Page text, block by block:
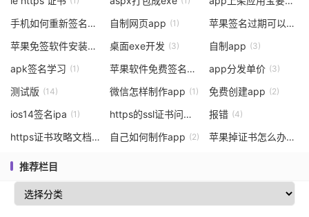
手机如何重新签名安卓版
(1)
自制网页app (1) 苹果签名过期可以用吗
苹果免签软件安装 桌面exe开发 (3) 自制app (3)
apk签名学习 (1) 苹果软件免费签名教程视频 (2)
app分发单价 (3)
测试版 (14) 微信怎样制作app (1) 免费创建app (2)
ios14签名ipa (1) https的ssl证书问题 报错 (4)
https证书攻略文档介绍内容 (1)
自己如何制作app (2) 苹果掉证书怎么办
推荐栏目